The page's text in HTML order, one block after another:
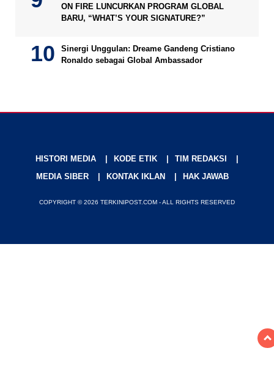
ON FIRE LUNCURKAN PROGRAM GLOBAL
BARU, “WHAT’S YOUR SIGNATURE?”
Sinergi Unggulan: Dreame Gandeng Cristiano
Ronaldo sebagai Global Ambassador
HISTORI MEDIA KODE ETIK
TIM REDAKSI
MEDIA SIBER
KONTAK IKLAN HAK JAWAB
COPYRIGHT © 2026 TERKINIPOST.COM - ALL RIGHTS RESERVED